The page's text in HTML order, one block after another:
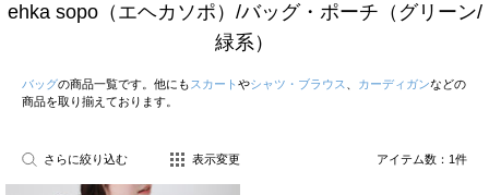
ehka sopo（エヘカソポ）/バッグ・ポーチ（グリーン/
緑系）
バッグの商品一覧です。他にも スカート やシャツ・ブラウス カーディガンなどの
商品を取り揃えております。
さらに絞り込む 表示変更 アイテム数： 1件